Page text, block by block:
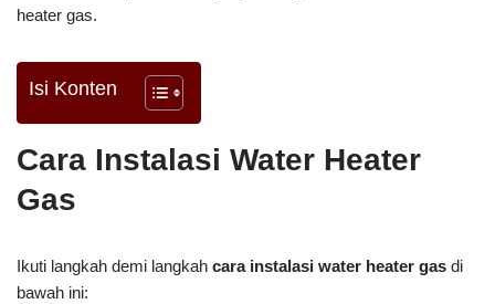
heater gas.
Isi Konten
Cara Instalasi Water Heater
Gas
Ikuti langkah demi langkah cara instalasi water heater gas di
bawah ini: